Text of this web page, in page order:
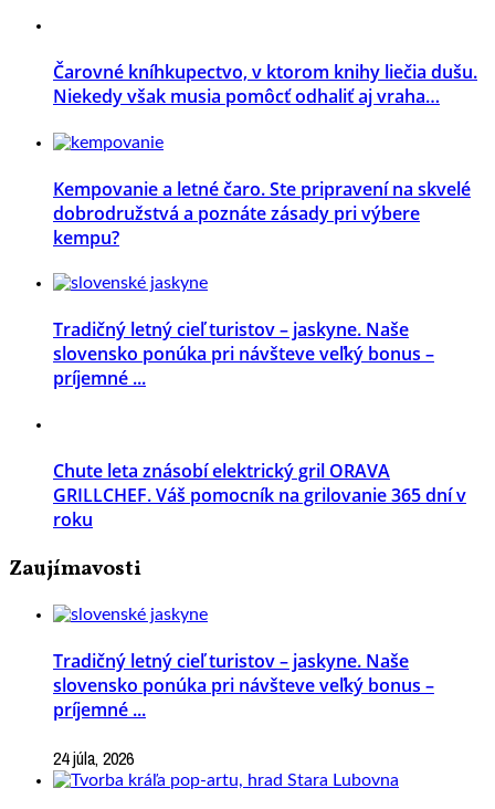
Čarovné kníhkupectvo, v ktorom knihy liečia dušu.
Niekedy však musia pomôcť odhaliť aj vraha…
Kempovanie a letné čaro. Ste pripravení na skvelé
dobrodružstvá a poznáte zásady pri výbere
kempu?
Tradičný letný cieľ turistov – jaskyne. Naše
slovensko ponúka pri návšteve veľký bonus –
príjemné ...
Chute leta znásobí elektrický gril ORAVA
GRILLCHEF. Váš pomocník na grilovanie 365 dní v
roku
Zaujímavosti
Tradičný letný cieľ turistov – jaskyne. Naše
slovensko ponúka pri návšteve veľký bonus –
príjemné ...
24 júla, 2026